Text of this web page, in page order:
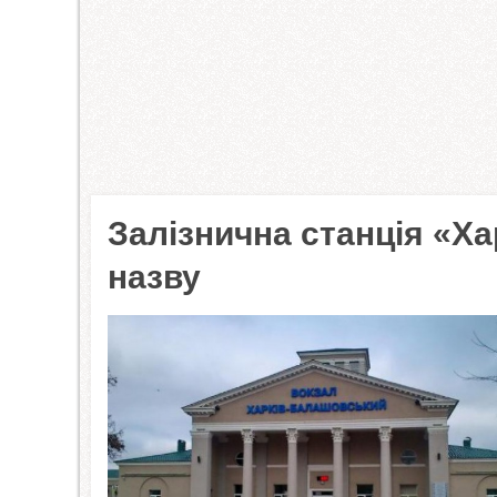
Залізнична станція
назву